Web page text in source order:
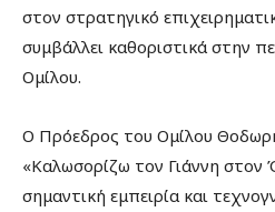
στον στρατηγικό
συμβάλλει καθοριστικά στην
Ομίλου.
Ο Πρόεδρος του Ομίλου
«Καλωσορίζω τον Γιάννη
σημαντική εμπειρία και